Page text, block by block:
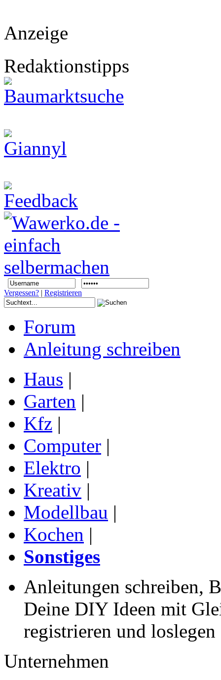
Anzeige
Redaktionstipps
Vergessen? | Registrieren
Forum
Anleitung schreiben
Haus |
Garten |
Kfz |
Computer |
Elektro |
Kreativ |
Modellbau |
Kochen |
Sonstiges
Anleitungen schreiben,
Deine DIY Ideen mit
registrieren und loslegen
Unternehmen